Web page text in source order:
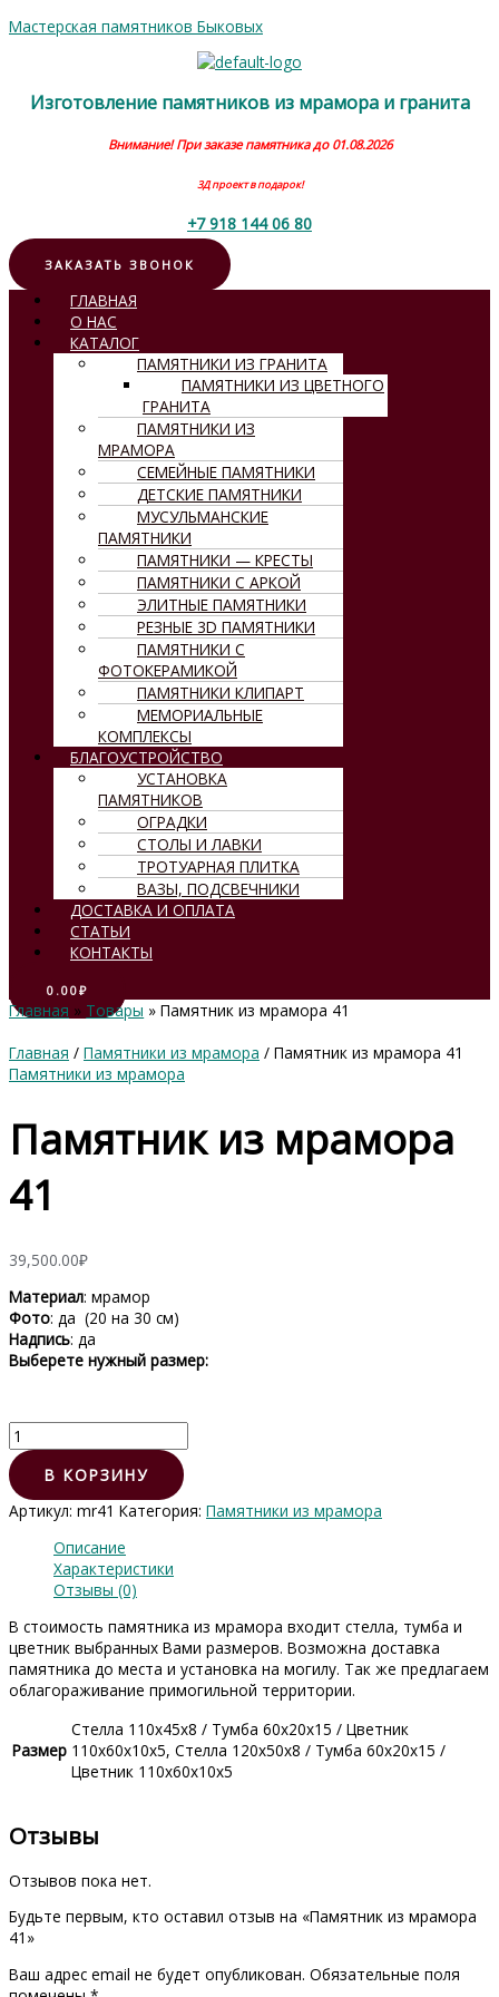
Перейти
Мастерская памятников Быковых
Изготовление памятников из мрамора и гранита
Внимание! При заказе памятника до 01.08.2026
3Д проект в подарок!
+7 918 144 06 80
ЗАКАЗАТЬ ЗВОНОК
Меню
ГЛАВНАЯ
О НАС
КАТАЛОГ
ПАМЯТНИКИ ИЗ ГРАНИТА
ПАМЯТНИКИ ИЗ ЦВЕТНОГО
ГРАНИТА
ПАМЯТНИКИ ИЗ
МРАМОРА
СЕМЕЙНЫЕ ПАМЯТНИКИ
ДЕТСКИЕ ПАМЯТНИКИ
МУСУЛЬМАНСКИЕ
ПАМЯТНИКИ
ПАМЯТНИКИ — КРЕСТЫ
ПАМЯТНИКИ С АРКОЙ
ЭЛИТНЫЕ ПАМЯТНИКИ
РЕЗНЫЕ 3D ПАМЯТНИКИ
ПАМЯТНИКИ С
ФОТОКЕРАМИКОЙ
ПАМЯТНИКИ КЛИПАРТ
МЕМОРИАЛЬНЫЕ
КОМПЛЕКСЫ
БЛАГОУСТРОЙСТВО
УСТАНОВКА
ПАМЯТНИКОВ
ОГРАДКИ
СТОЛЫ И ЛАВКИ
ТРОТУАРНАЯ ПЛИТКА
ВАЗЫ, ПОДСВЕЧНИКИ
ДОСТАВКА И ОПЛАТА
СТАТЬИ
КОНТАКТЫ
0.00₽
Главная Товары
Памятник из мрамора 41
Главная / Памятники из мрамора / Памятник из мрамора 41
Памятники из мрамора
Памятник из мрамора
41
39,500.00₽
Материал: мрамор
Фото: да (20 на 30 см)
Надпись: да
Выберете нужный размер:
Количество
товара
Памятник
из
мрамора
В КОРЗИНУ
Артикул: mr41 Категория: Памятники из мрамора
Описание
Характеристики
Отзывы (0)
В стоимость памятника из мрамора входит стелла, тумба и
цветник выбранных Вами размеров. Возможна доставка
памятника до места и установка на могилу. Так же предлагаем
облагораживание примогильной территории.
Размер
Стелла 110х45х8 / Тумба 60х20х15 / Цветник
110х60х10х5, Стелла 120х50х8 / Тумба 60х20х15 /
Цветник 110х60х10х5
Отзывы
Отзывов пока нет.
Будьте первым, кто оставил отзыв на «Памятник из мрамора
41»
Ваш адрес email не будет опубликован. Обязательные поля